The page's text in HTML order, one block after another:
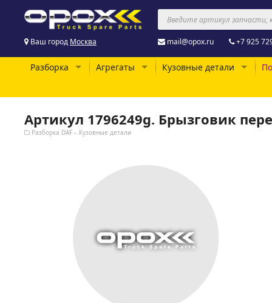
Ваш город Москва mail@opox.ru +7 925
Разборка Агрегаты Кузовные детали
Артикул 1796249g. Брызговик
Разборка DAF – Кузовные детали